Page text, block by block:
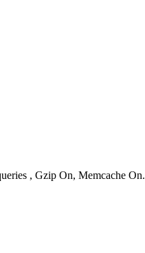
, Gzip On, Memcache On.